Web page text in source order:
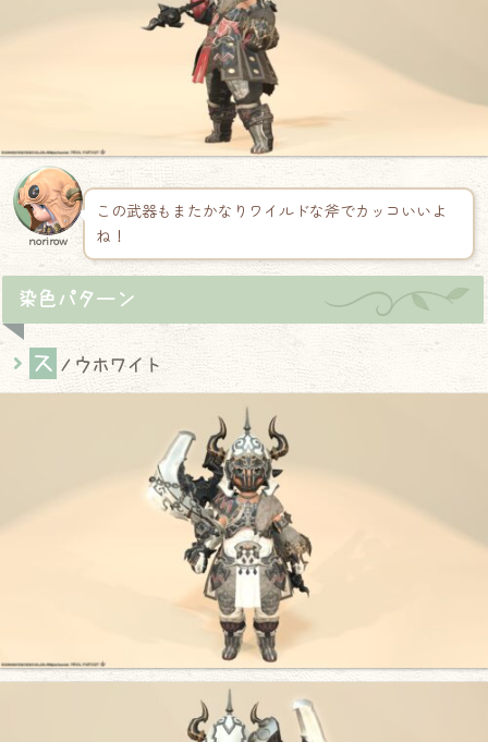
norirow
この武器もまたかなりワイルドな斧でカッコいいよ
ね！
染色パターン
ス ノウホワイト